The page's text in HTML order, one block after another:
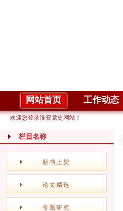
网站首页 工作动态
欢迎您登录淮安党史网站！
栏目名称
新书上架
论文精选
专题研究